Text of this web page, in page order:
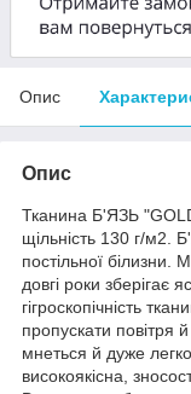
Опис
Опис
Тканина Б'ЯЗЬ
щільність 130 г/
постільної білизни.
довгі роки зберігає
гігроскопічність
пропускати повітря
мнеться й дуже
високоякісна,